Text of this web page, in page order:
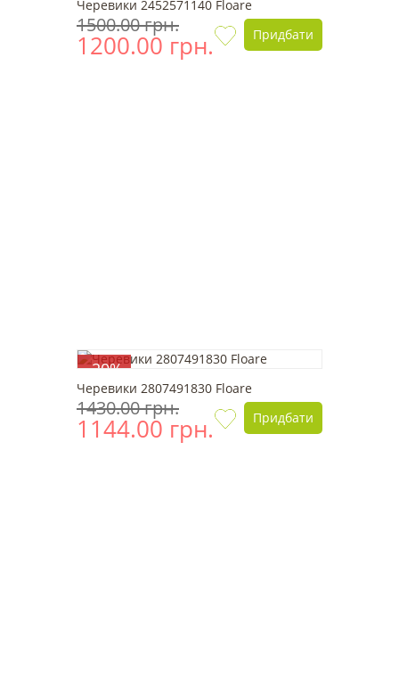
Черевики 2452571140 Floare
1500.00 грн.
1200.00 грн. Придбати
-20%
Черевики 2807491830 Floare
1430.00 грн.
1144.00 грн. Придбати